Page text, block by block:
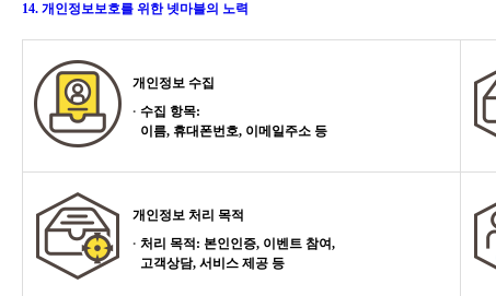
14. 개인정보보호를 위한 넷마블의 노력
개인정보 수집
수집 항목:
이름, 휴대폰번호, 이메일주소 등
개인정보 처리 목적
처리 목적: 본인인증, 이벤트 참여,
고객상담, 서비스 제공 등